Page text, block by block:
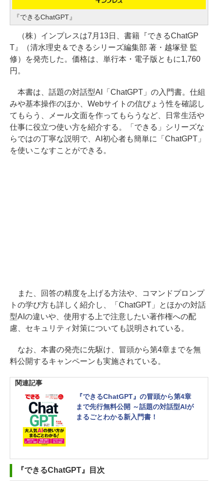
『できるChatGPT』
（株）インプレスは7月13日、書籍『できるChatGP
T』（清水理史＆できるシリーズ編集部 著・越塚登 監
修）を発売した。価格は、単行本・電子版ともに1,760
円。
本書は、話題の対話型AI「ChatGPT」の入門書。仕組
みや基本操作のほか、Webサイトの信ぴょう性を確認し
てもらう、メール文面を作ってもらうなど、日常生活や
仕事に役立つ使い方を紹介する。「できる」シリーズな
らではの丁寧な説明で、AI初心者も簡単に「ChatGPT」
を使いこなすことができる。
また、回答の精度を上げる方法や、コマンドプロンプ
トの学び方も詳しく紹介し、「ChatGPT」とほかの対話
型AIの違いや、使用する上で注意したい著作権への配
慮、セキュリティ対策についても説明されている。
なお、本書の発売に先駆け、冒頭から第4章までを無
料公開するキャンペーンも実施されている。
関連記事
『できるChatGPT』の冒頭から第4章
まで先行無料公開 ～話題の対話型AIが
まるごとわかる新入門書！
『できるChatGPT』目次